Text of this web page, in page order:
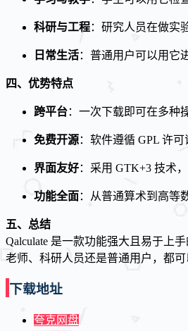
科研与工程：研究人员在做实
日常生活：普通用户可以用它
四、优势特点
跨平台：一次下载即可在多种
免费开源：软件遵循 GPL 许
界面友好：采用 GTK+3 技术
功能全面：从普通算术到高等
五、总结
Qalculate 是一款功能强大且易于上
老师、科研人员还是普通用户，都
下载地址
夸克网盘